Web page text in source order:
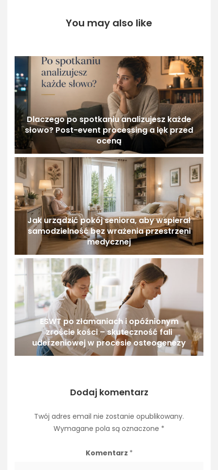
You may also like
Dlaczego po spotkaniu analizujesz każde
słowo? Post-event processing a lęk przed
oceną
Jak urządzić pokój seniora, aby wspierał
samodzielność bez wrażenia przestrzeni
medycznej
ESWT po złamaniach i opóźnionym
zroście kości – skuteczność fali
uderzeniowej w procesie osteogenezy
Dodaj komentarz
Twój adres email nie zostanie opublikowany.
Wymagane pola są oznaczone *
Komentarz *